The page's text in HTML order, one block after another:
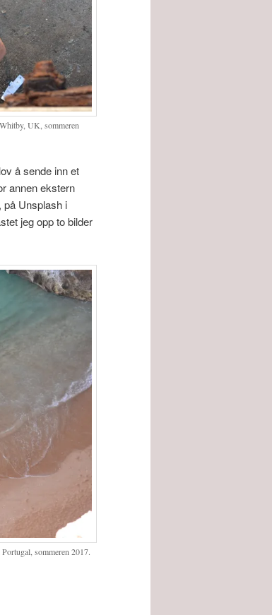
UK, sommeren
å sende inn et
annen ekstern
på Unsplash i
jeg opp to bilder
sommeren 2017.